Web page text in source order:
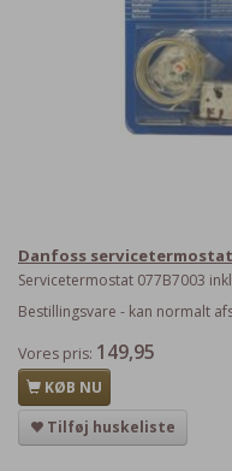
Danfoss
Servicetermostat 077B7003
Bestillingsvare - kan normalt
Vores pris: 149,95
KØB NU
Tilføj huskeliste